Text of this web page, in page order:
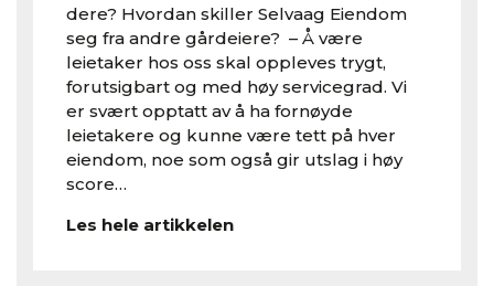
dere? Hvordan skiller Selvaag Eiendom
seg fra andre gårdeiere? – Å være
leietaker hos oss skal oppleves trygt,
forutsigbart og med høy servicegrad. Vi
er svært opptatt av å ha fornøyde
leietakere og kunne være tett på hver
eiendom, noe som også gir utslag i høy
score…
Les hele artikkelen